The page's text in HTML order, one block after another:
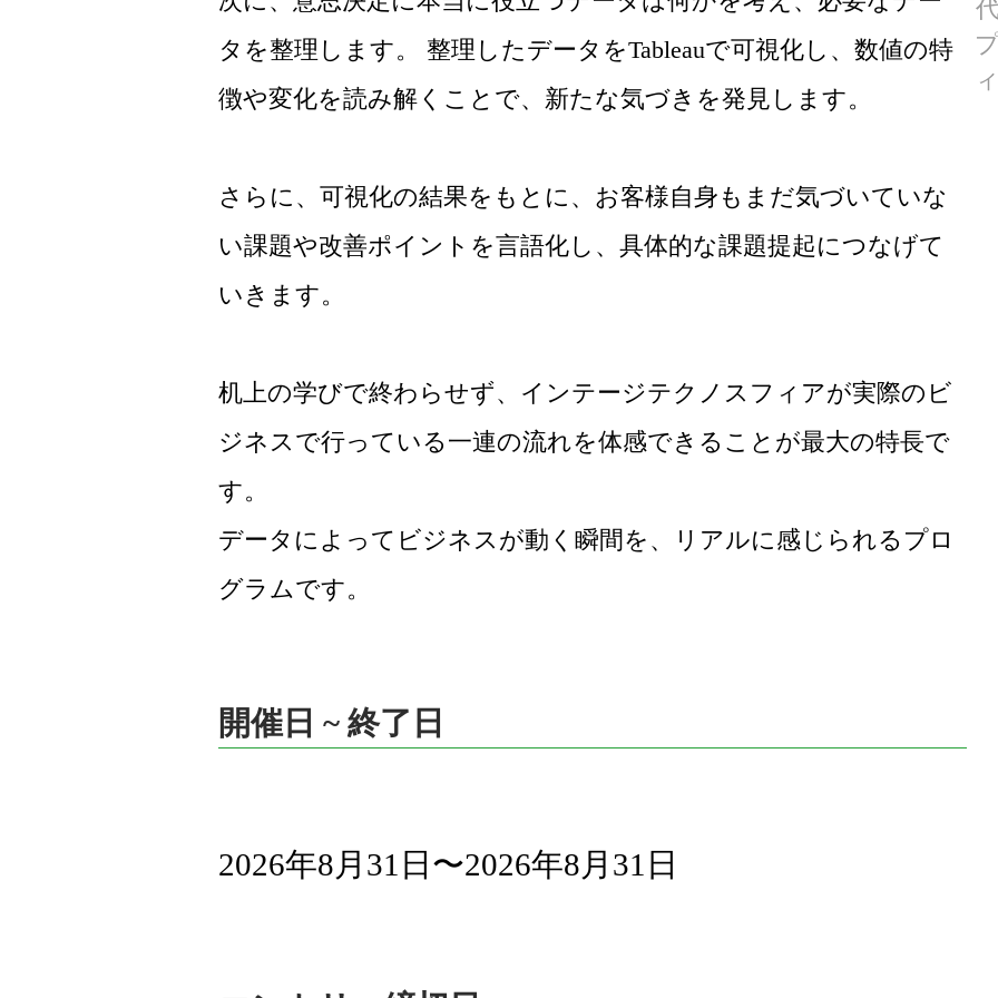
タを整理します。 整理したデータをTableauで可視化し、数値の特
徴や変化を読み解くことで、新たな気づきを発見します。
さらに、可視化の結果をもとに、お客様自身もまだ気づいていな
い課題や改善ポイントを言語化し、具体的な課題提起につなげて
いきます。
机上の学びで終わらせず、インテージテクノスフィアが実際のビ
ジネスで行っている一連の流れを体感できることが最大の特長で
す。
データによってビジネスが動く瞬間を、リアルに感じられるプロ
グラムです。
開催日 ~ 終了日
2026年8月31日〜2026年8月31日